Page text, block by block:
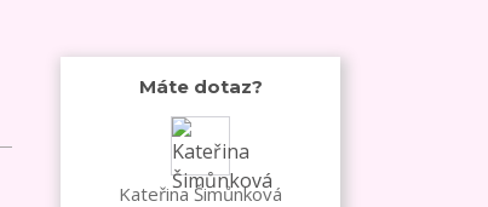
Máte dotaz?
Kateřina Šimůnková